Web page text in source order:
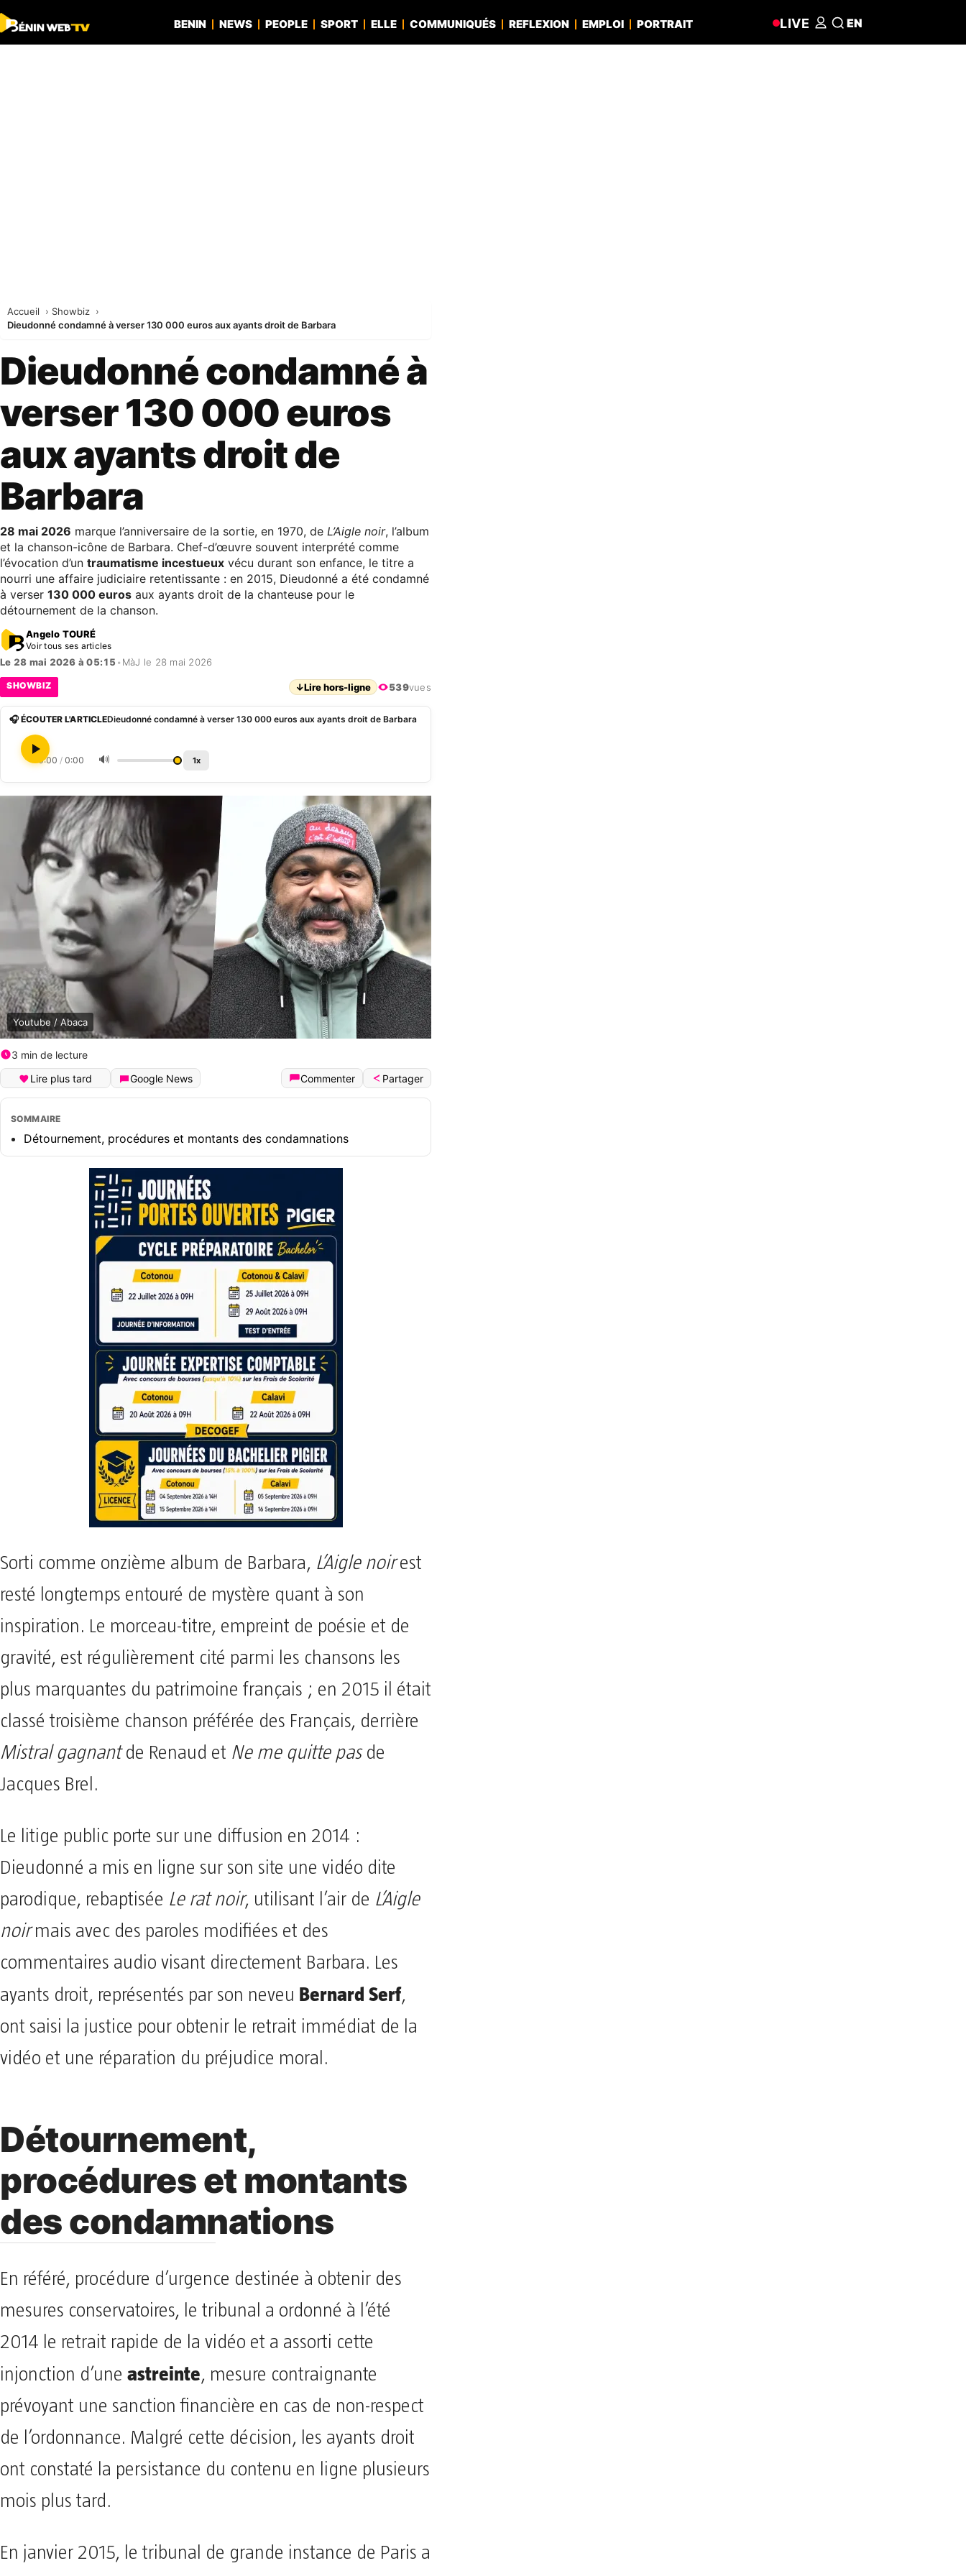
BENIN NEWS PEOPLE SPORT ELLE COMMUNIQUÉS REFLEXION EMPLOI PORTRAIT LIVE EN
Accueil
Showbiz
Dieudonné condamné à verser 130 000 euros aux ayants droit de Barbara
Dieudonné condamné à
verser 130 000 euros
aux ayants droit de
Barbara
28 mai 2026 marque l’anniversaire de la sortie, en 1970, de L’Aigle noir, l’album
et la chanson-icône de Barbara. Chef-d’œuvre souvent interprété comme
l’évocation d’un traumatisme incestueux vécu durant son enfance, le titre a
nourri une affaire judiciaire retentissante : en 2015, Dieudonné a été condamné
à verser 130 000 euros aux ayants droit de la chanteuse pour le
détournement de la chanson.
Angelo TOURÉ
Voir tous ses articles
Le 28 mai 2026 à 05:15 • MàJ le 28 mai 2026
SHOWBIZ ↓Lire hors-ligne 539vues
🎧 ÉCOUTER L'ARTICLEDieudonné condamné à verser 130 000 euros aux ayants droit de Barbara
0:00 / 0:00 🔊 1x
Youtube / Abaca
3 min de lecture
Lire plus tard
Google News Commenter Partager
SOMMAIRE
Détournement, procédures et montants des condamnations
Sorti comme onzième album de Barbara, L’Aigle noirest
resté longtemps entouré de mystère quant à son
inspiration. Le morceau-titre, empreint de poésie et de
gravité, est régulièrement cité parmi les chansons les
plus marquantes du patrimoine français ; en 2015 il était
classé troisième chanson préférée des Français, derrière
Mistral gagnantde Renaud et Ne me quitte pasde
Jacques Brel.
Le litige public porte sur une diffusion en 2014 :
Dieudonné a mis en ligne sur son site une vidéo dite
parodique, rebaptisée Le rat noir, utilisant l’air de L’Aigle
noirmais avec des paroles modifiées et des
commentaires audio visant directement Barbara. Les
ayants droit, représentés par son neveu Bernard Serf,
ont saisi la justice pour obtenir le retrait immédiat de la
vidéo et une réparation du préjudice moral.
Détournement,
procédures et montants
des condamnations
En référé, procédure d’urgence destinée à obtenir des
mesures conservatoires, le tribunal a ordonné à l’été
2014 le retrait rapide de la vidéo et a assorti cette
injonction d’une astreinte, mesure contraignante
prévoyant une sanction financière en cas de non-respect
de l’ordonnance. Malgré cette décision, les ayants droit
ont constaté la persistance du contenu en ligne plusieurs
mois plus tard.
En janvier 2015, le tribunal de grande instance de Paris a